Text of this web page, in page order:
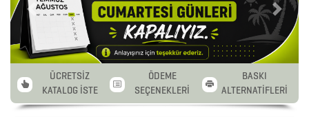
Previous Next
ÜCRETSİZ
KATALOG İSTE
ÖDEME
SEÇENEKLERİ
BASKI
ALTERNATİFLERİ